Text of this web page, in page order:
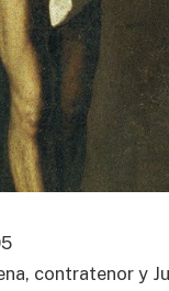
contratenor y